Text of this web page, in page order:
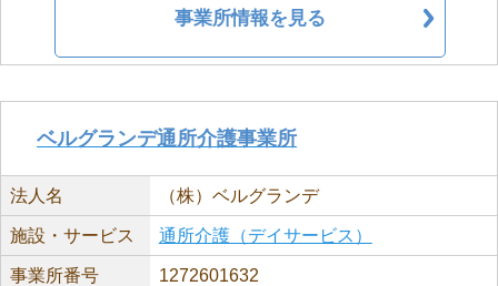
事業所情報を見る
ベルグランデ通所介護事業所
法人名 （株）ベルグランデ
施設・サービス 通所介護（デイサービス）
事業所番号 1272601632